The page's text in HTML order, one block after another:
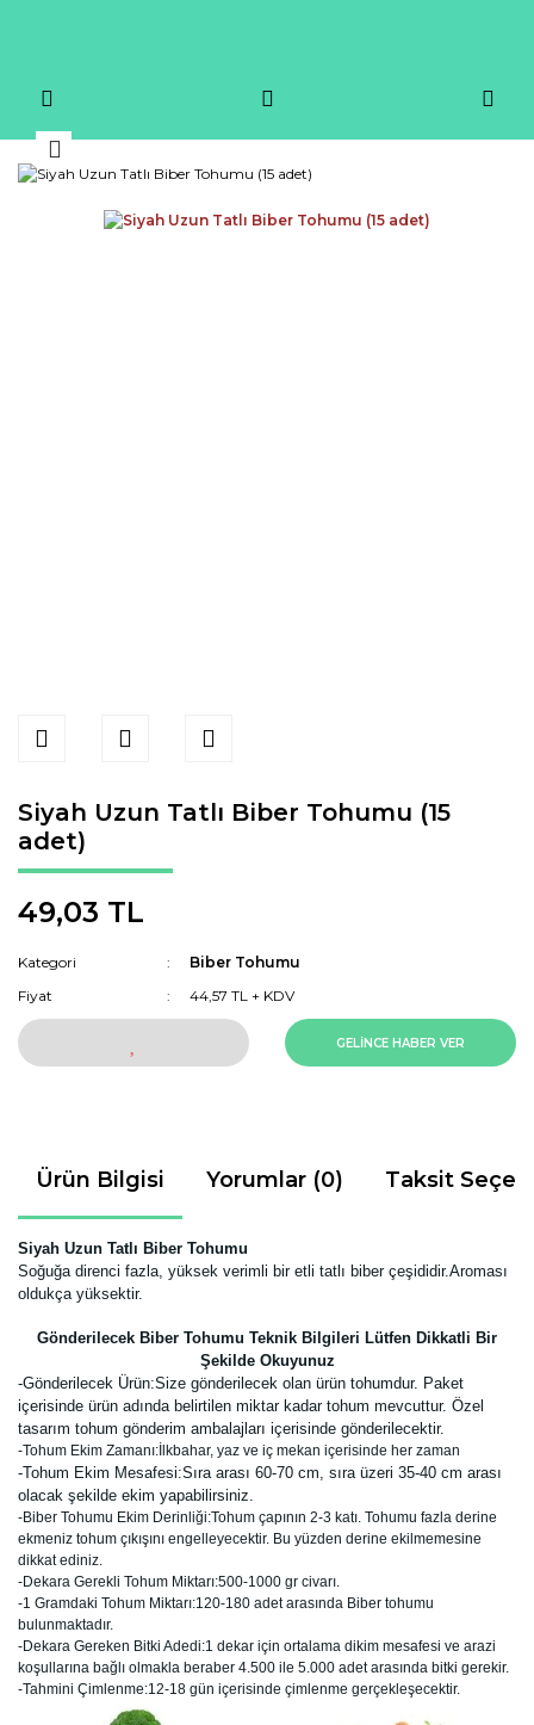
Siyah Uzun Tatlı Biber Tohumu (15
adet)
49,03 TL
Kategori
Biber Tohumu
Fiyat
44,57 TL + KDV
GELİNCE HABER VER
Ürün Bilgisi Yorumlar (0) Taksit
Siyah Uzun Tatlı Biber Tohumu
Soğuğa direnci fazla, yüksek verimli bir etli tatlı biber çeşididir.Aroması
oldukça yüksektir.
Gönderilecek Biber Tohumu Teknik Bilgileri Lütfen Dikkatli Bir
Şekilde Okuyunuz
-Gönderilecek Ürün:Size gönderilecek olan ürün tohumdur. Paket
içerisinde ürün adında belirtilen miktar kadar tohum mevcuttur. Özel
tasarım tohum gönderim ambalajları içerisinde gönderilecektir.
-Tohum Ekim Zamanı:İlkbahar, yaz ve iç mekan içerisinde her zaman
-Tohum Ekim Mesafesi:Sıra arası 60-70 cm, sıra üzeri 35-40 cm arası
olacak şekilde ekim yapabilirsiniz.
-Biber Tohumu Ekim Derinliği:Tohum çapının 2-3 katı. Tohumu fazla derine
ekmeniz tohum çıkışını engelleyecektir. Bu yüzden derine ekilmemesine
dikkat ediniz.
-Dekara Gerekli Tohum Miktarı:500-1000 gr civarı.
-1 Gramdaki Tohum Miktarı:120-180 adet arasında Biber tohumu
bulunmaktadır.
-Dekara Gereken Bitki Adedi:1 dekar için ortalama dikim mesafesi ve arazi
koşullarına bağlı olmakla beraber 4.500 ile 5.000 adet arasında bitki gerekir.
-Tahmini Çimlenme:12-18 gün içerisinde çimlenme gerçekleşecektir.